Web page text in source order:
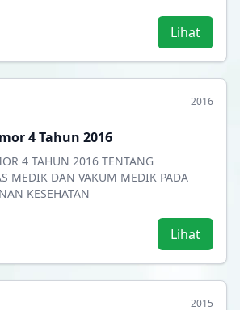
Lihat
2016
4 Tahun 2016
4 TAHUN 2016 TENTANG
MEDIK DAN VAKUM MEDIK PADA
KESEHATAN
Lihat
2015